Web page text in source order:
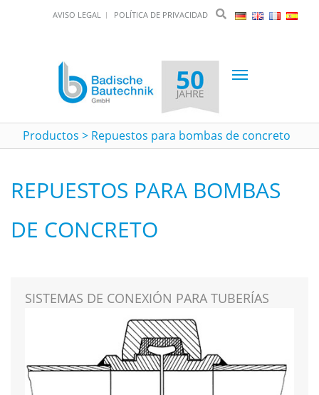
AVISO LEGAL POLÍTICA DE PRIVACIDAD
Toggle
Productos > Repuestos para bombas de concreto
REPUESTOS PARA BOMBAS
DE CONCRETO
SISTEMAS DE CONEXIÓN PARA TUBERÍAS